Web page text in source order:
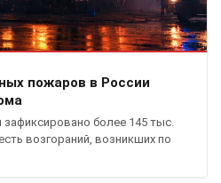
пожаров в России
зафиксировано более 145 тыс.
возгораний, возникших по